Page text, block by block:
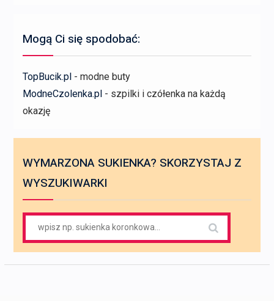
Mogą Ci się spodobać:
TopBucik.pl- modne buty
ModneCzolenka.pl- szpilki i czółenka na każdą
okazję
WYMARZONA SUKIENKA? SKORZYSTAJ Z
WYSZUKIWARKI